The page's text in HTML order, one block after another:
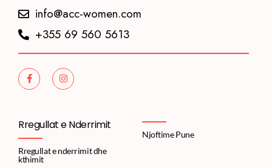
info@acc-women.com
+355 69 560 5613
Rregullat e Nderrimit
Rregullat e nderrimit dhe
kthimit
Njoftime Pune